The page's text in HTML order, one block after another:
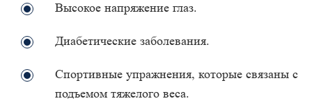
Высокое напряжение глаз.
Диабетические заболевания.
Спортивные упражнения, которые связаны с
подъемом тяжелого веса.